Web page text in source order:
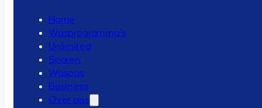
Home
Wasprogramma’s
Unlimited
Sparen
Waspas
Business
Over ons